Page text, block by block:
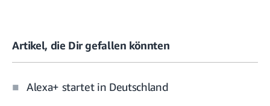
Artikel, die Dir gefallen könnten
Alexa+ startet in Deutschland